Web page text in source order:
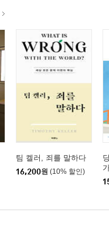
팀 켈러, 죄를 말하다
16,200원 (10% 할인)